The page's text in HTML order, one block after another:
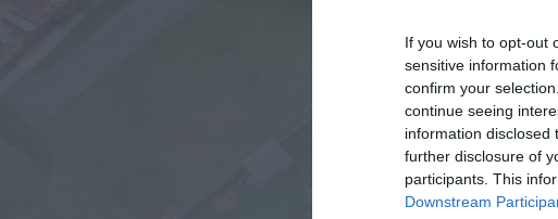
If you wish to opt-out
sensitive information
confirm your
continue seeing
information disclosed
further disclosure of
participants. This
Downstream